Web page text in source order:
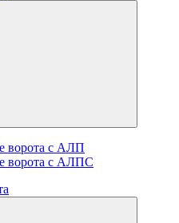
ворота с АЛП
ворота с АЛПС